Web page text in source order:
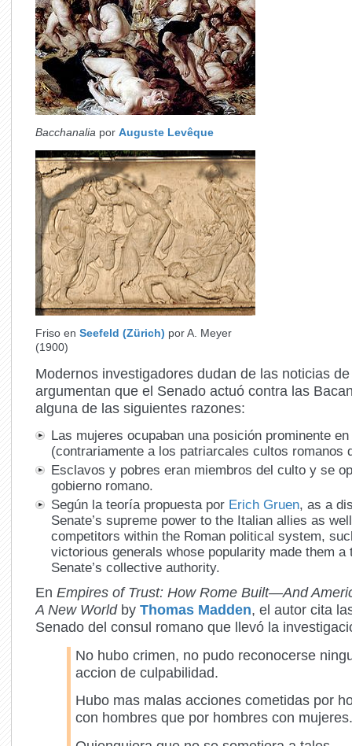
Bacchanalia por Auguste Levêque
Friso en Seefeld (Zürich) por A. Meyer
(1900)
Modernos investigadores dudan de las noticias
argumentan que el Senado actuó contra las
alguna de las siguientes razones:
Las mujeres ocupaban una posición prominente
(contrariamente a los patriarcales cultos romanos
Esclavos y pobres eran miembros del culto y se
gobierno romano.
Según la teoría propuesta por Erich Gruen, as a
Senate’s supreme power to the Italian allies as
competitors within the Roman political system,
victorious generals whose popularity made them a
Senate’s collective authority.
En Empires of Trust: How Rome Built—And
A New Worldby Thomas Madden, el autor cita
Senado del consul romano que llevó la
No hubo crimen, no pudo reconocerse
accion de culpabilidad.
Hubo mas malas acciones cometidas por
con hombres que por hombres con mujeres.